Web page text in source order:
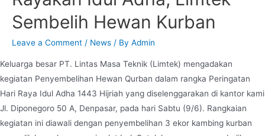
Sembelih Hewan Kurban
Leave a Comment / News / By Admin
Keluarga besar PT. Lintas Masa Teknik (Limtek) mengadakan
kegiatan Penyembelihan Hewan Qurban dalam rangka Peringatan
Hari Raya Idul Adha 1443 Hijriah yang diselenggarakan di kantor kami
Jl. Diponegoro 50 A, Denpasar, pada hari Sabtu (9/6). Rangkaian
kegiatan ini diawali dengan penyembelihan 3 ekor kambing kurban